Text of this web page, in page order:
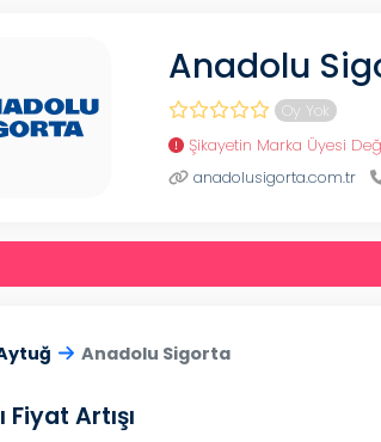
Anadolu
Oy Yok
Şikayetin Marka Üyesi
anadolusigorta.com.tr
Anadolu Sigorta
Fiyat Artışı